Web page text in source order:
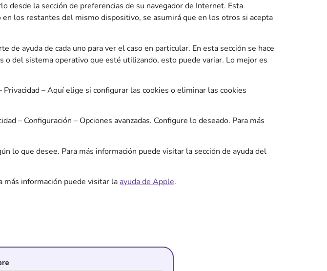
desde la sección de preferencias de su navegador de Internet. Esta
los restantes del mismo dispositivo, se asumirá que en los otros si acepta
ayuda de cada uno para ver el caso en particular. En esta sección se hace
o del sistema operativo que esté utilizando, esto puede variar. Lo mejor es
– Aquí elige si configurar las cookies o eliminar las cookies
– Configuración – Opciones avanzadas. Configure lo deseado. Para más
lo que desee. Para más información puede visitar la sección de ayuda del
más información puede visitar la ayuda de Apple.